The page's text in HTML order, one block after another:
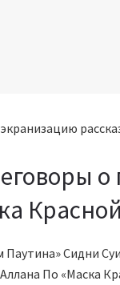
о
Сидни
По «Маска